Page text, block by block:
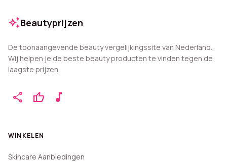
auto_awesomeBeautyprijzen
De toonaangevende beauty vergelijkingssite van Nederland.
Wij helpen je de beste beauty producten te vinden tegen de
laagste prijzen.
share thumb_up music_note
WINKELEN
Skincare Aanbiedingen